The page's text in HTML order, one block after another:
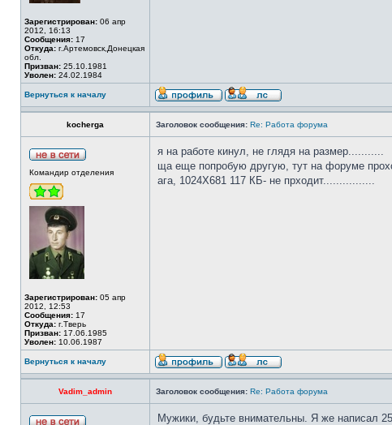
Зарегистрирован: 06 апр
2012, 16:13
Сообщения: 17
Откуда: г.Артемовск,Донецкая
обл.
Призван: 25.10.1981
Уволен: 24.02.1984
Вернуться к началу
kocherga Заголовок сообщения: Re: Работа форума
Командир отделения
Зарегистрирован: 05 апр
2012, 12:53
Сообщения: 17
Откуда: г.Тверь
Призван: 17.06.1985
Уволен: 10.06.1987
я на работе кинул, не глядя на размер...........
ща еще попробую другую, тут на форуме
ага, 1024Х681 117 КБ- не прходит................
Вернуться к началу
Vadim_admin Заголовок сообщения: Re: Работа форума
Мужики, будьте внимательны. Я же написал